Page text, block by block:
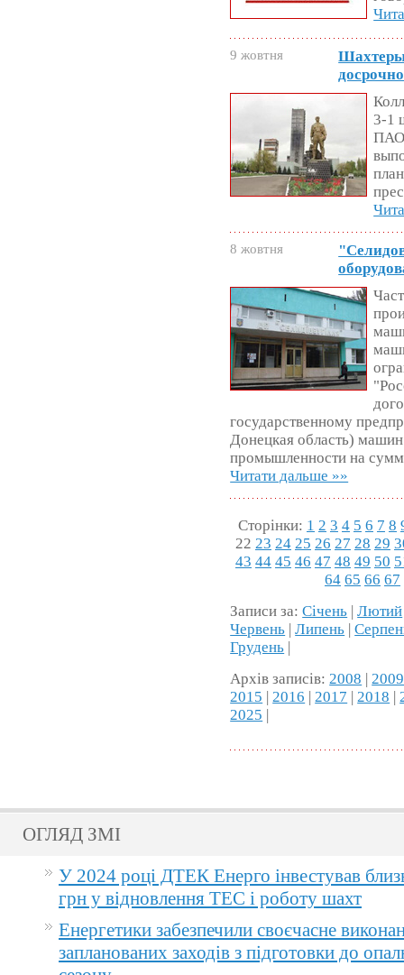
9 жовтня
Шахтеры
3-1
ПАО
8 жовтня
государственному
Донецкая область)
промышленности на
Читати дальше »»
Сторінки: 1 2 3 4 5 6 7 8
22 23 24 25 26 27 28 29
43 44 45 46 47 48 49 50
64 65 66 67
Записи за:Січень |Лютий
Червень |Липень |
Грудень |
Архів записів: 2008 | 2009
2015 | 2016 | 2017 | 2018 |
2025 |
ОГЛЯД ЗМІ
У 2024 році ДТЕК Енерго інвестував
грн у відновлення ТЕС і роботу шахт
Енергетики забезпечили своєчасне
запланованих заходів з підготовки до